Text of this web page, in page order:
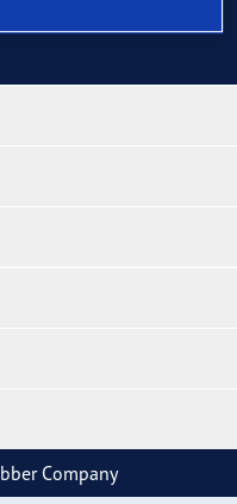
Company